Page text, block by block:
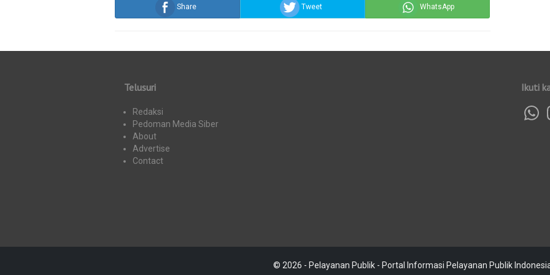
Share Tweet WhatsApp
Telusuri
Redaksi
Pedoman Media Siber
About
Advertise
Contact
Ikuti
© 2026 - Pelayanan Publik - Portal Informasi Pelayanan Publik